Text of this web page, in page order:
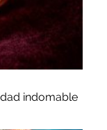
indomable